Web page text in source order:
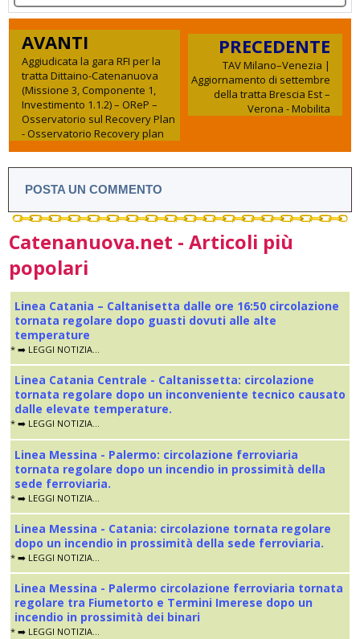
AVANTI
Aggiudicata la gara RFI per la
tratta Dittaino-Catenanuova
(Missione 3, Componente 1,
Investimento 1.1.2) – OReP –
Osservatorio sul Recovery Plan
- Osservatorio Recovery plan
PRECEDENTE
TAV Milano–Venezia |
Aggiornamento di settembre
della tratta Brescia Est –
Verona - Mobilita
POSTA UN COMMENTO
Catenanuova.net - Articoli più
popolari
Linea Catania – Caltanisetta dalle ore 16:50 circolazione
tornata regolare dopo guasti dovuti alle alte
temperature
* ➡️ LEGGI NOTIZIA...
Linea Catania Centrale - Caltanissetta: circolazione
tornata regolare dopo un inconveniente tecnico causato
dalle elevate temperature.
* ➡️ LEGGI NOTIZIA...
Linea Messina - Palermo: circolazione ferroviaria
tornata regolare dopo un incendio in prossimità della
sede ferroviaria.
* ➡️ LEGGI NOTIZIA...
Linea Messina - Catania: circolazione tornata regolare
dopo un incendio in prossimità della sede ferroviaria.
* ➡️ LEGGI NOTIZIA...
Linea Messina - Palermo circolazione ferroviaria tornata
regolare tra Fiumetorto e Termini Imerese dopo un
incendio in prossimità dei binari
* ➡️ LEGGI NOTIZIA...